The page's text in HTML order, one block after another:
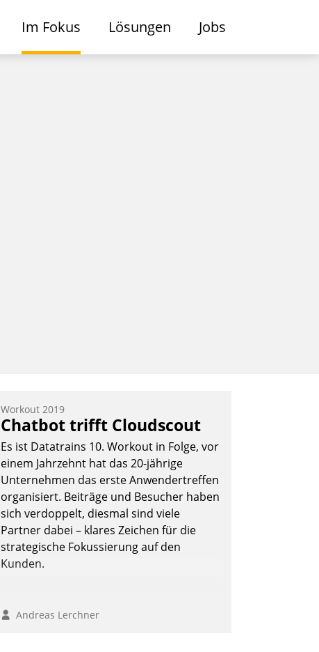
Im Fokus Lösungen Jobs
Workout 2019
Chatbot trifft Cloudscout
Es ist Datatrains 10. Workout in Folge, vor
einem Jahrzehnt hat das 20-jährige
Unternehmen das erste Anwendertreffen
organisiert. Beiträge und Besucher haben
sich verdoppelt, diesmal sind viele
Partner dabei – klares Zeichen für die
strategische Fokussierung auf den
Kunden.
Andreas Lerchner